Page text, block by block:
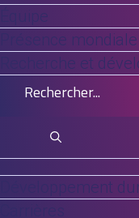
Équipe
Présence mondiale
Recherche et
Développement